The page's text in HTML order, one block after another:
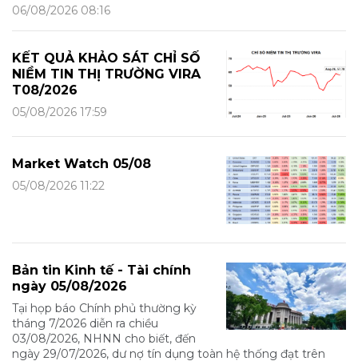
06/08/2026 08:16
KẾT QUẢ KHẢO SÁT CHỈ SỐ
NIỀM TIN THỊ TRƯỜNG VIRA
T08/2026
05/08/2026 17:59
Market Watch 05/08
05/08/2026 11:22
Bản tin Kinh tế - Tài chính
ngày 05/08/2026
Tại họp báo Chính phủ thường kỳ
tháng 7/2026 diễn ra chiều
03/08/2026, NHNN cho biết, đến
ngày 29/07/2026, dư nợ tín dụng toàn hệ thống đạt trên